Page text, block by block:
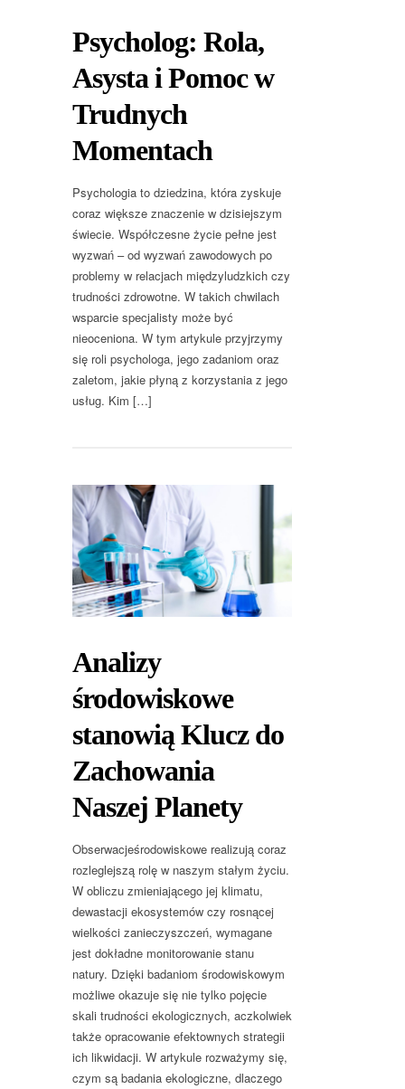
Psycholog: Rola,
Asysta i Pomoc w
Trudnych
Momentach
Psychologia to dziedzina, która zyskuje
coraz większe znaczenie w dzisiejszym
świecie. Współczesne życie pełne jest
wyzwań – od wyzwań zawodowych po
problemy w relacjach międzyludzkich czy
trudności zdrowotne. W takich chwilach
wsparcie specjalisty może być
nieoceniona. W tym artykule przyjrzymy
się roli psychologa, jego zadaniom oraz
zaletom, jakie płyną z korzystania z jego
usług. Kim […]
Analizy
środowiskowe
stanowią Klucz do
Zachowania
Naszej Planety
Obserwacjeśrodowiskowe realizują coraz
rozleglejszą rolę w naszym stałym życiu.
W obliczu zmieniającego jej klimatu,
dewastacji ekosystemów czy rosnącej
wielkości zanieczyszczeń, wymagane
jest dokładne monitorowanie stanu
natury. Dzięki badaniom środowiskowym
możliwe okazuje się nie tylko pojęcie
skali trudności ekologicznych, aczkolwiek
także opracowanie efektownych strategii
ich likwidacji. W artykule rozważymy się,
czym są badania ekologiczne, dlaczego